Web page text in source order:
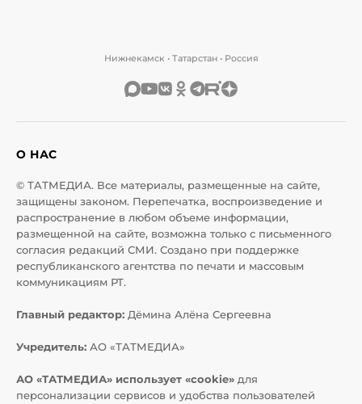
Нижнекамск • Татарстан • Россия
О НАС
© ТАТМЕДИА. Все материалы, размещенные на сайте,
защищены законом. Перепечатка, воспроизведение и
распространение в любом объеме информации,
размещенной на сайте, возможна только с письменного
согласия редакций СМИ. Создано при поддержке
республиканского агентства по печати и массовым
коммуникациям РТ.
Главный редактор: Дёмина Алёна Сергеевна
Учредитель: АО «ТАТМЕДИА»
АО «ТАТМЕДИА» использует «cookie» для
персонализации сервисов и удобства пользователей